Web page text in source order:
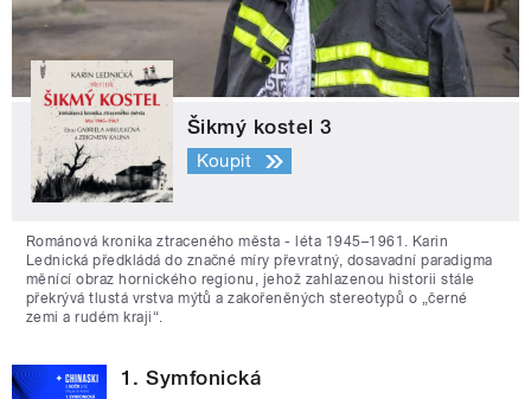
Šikmý kostel 3
Koupit
Románová kronika ztraceného města - léta 1945–1961. Karin
Lednická předkládá do značné míry převratný, dosavadní paradigma
měnící obraz hornického regionu, jehož zahlazenou historii stále
překrývá tlustá vrstva mýtů a zakořeněných stereotypů o „černé
zemi a rudém kraji“.
1. Symfonická